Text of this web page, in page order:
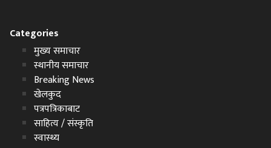
Categories
मुख्य समाचार
स्थानीय समाचार
Breaking News
खेलकुद
पत्रपत्रिकाबाट
साहित्य / संस्कृति
स्वास्थ्य